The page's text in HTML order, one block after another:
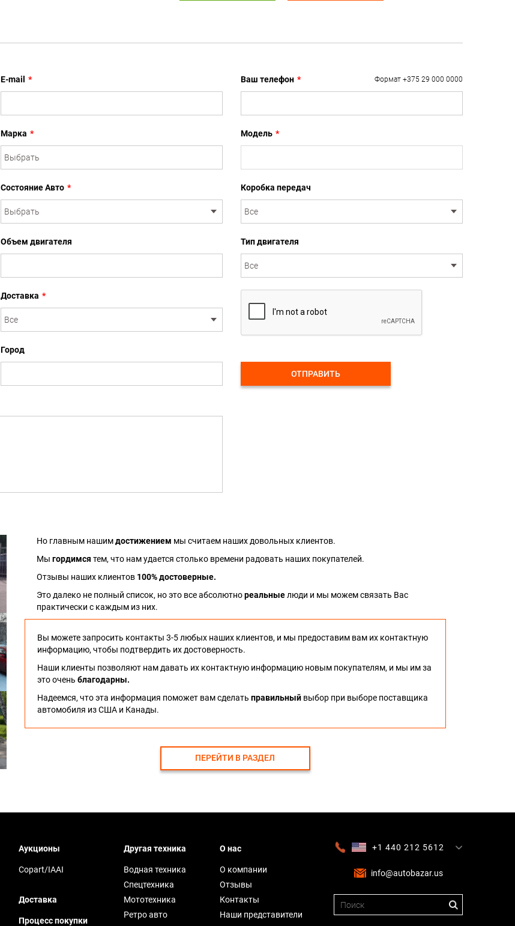
E-mail *
Марка *
Состояние Авто *
Объем двигателя
Доставка *
Город
Ваш телефон * Формат +375 29 000 0000
Модель *
Коробка передач
Тип двигателя
ОТПРАВИТЬ
Но главным нашимдостижением мы считаем наших довольных клиентов.
Мы гордимся тем, что нам удается столько времени радовать наших покупателей.
Отзывы наших клиентов 100% достоверные.
Это далеко не полный список, но это все абсолютнореальныелюди и мы можем связать Вас
практически с каждым из них.
Вы можете запросить контакты 3-5 любых наших клиентов, и мы предоставим вам их контактную
информацию, чтобы подтвердить их достоверность.
Наши клиенты позволяют нам давать их контактную информацию новым покупателям, и мы им за
это очень благодарны.
Надеемся, что эта информация поможет вам сделать правильныйвыбор при выборе поставщика
автомобиля из США и Канады.
ПЕРЕЙТИ В РАЗДЕЛ
Аукционы
Copart/IAAI
Доставка
Процесс покупки
Другая техника
Водная техника
Спецтехника
Мототехника
Ретро авто
О нас
О компании
Отзывы
Контакты
Наши представители
+1 440 212 5612
info@autobazar.us